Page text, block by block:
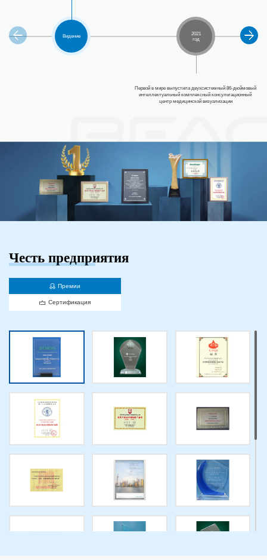
Видение
2021
год
Первой в мире выпустила двухсистемный 86-дюймовый
интеллектуальный комплексный консультационный
центр медицинской визуализации
Честь предприятия
Премии
Сертификация